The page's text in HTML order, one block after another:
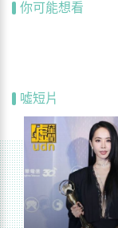
你可能想看
噓短片